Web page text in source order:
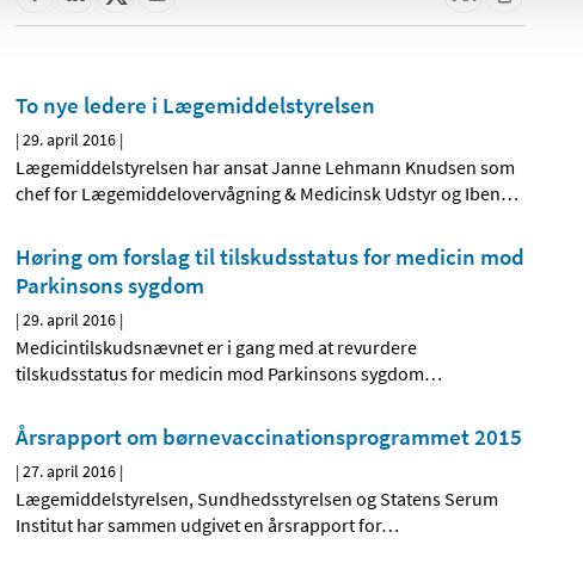
To nye ledere i Lægemiddelstyrelsen
|29. april 2016 |
Lægemiddelstyrelsen har ansat Janne Lehmann Knudsen som
chef for Lægemiddelovervågning & Medicinsk Udstyr og Iben…
Høring om forslag til tilskudsstatus for medicin mod
Parkinsons sygdom
|29. april 2016 |
Medicintilskudsnævnet er i gang med at revurdere
tilskudsstatus for medicin mod Parkinsons sygdom…
Årsrapport om børnevaccinations­programmet 2015
|27. april 2016 |
Lægemiddelstyrelsen, Sundhedsstyrelsen og Statens Serum
Institut har sammen udgivet en årsrapport for…